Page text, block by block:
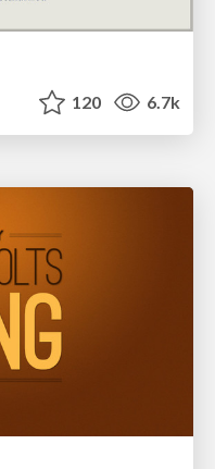
120 6.7k